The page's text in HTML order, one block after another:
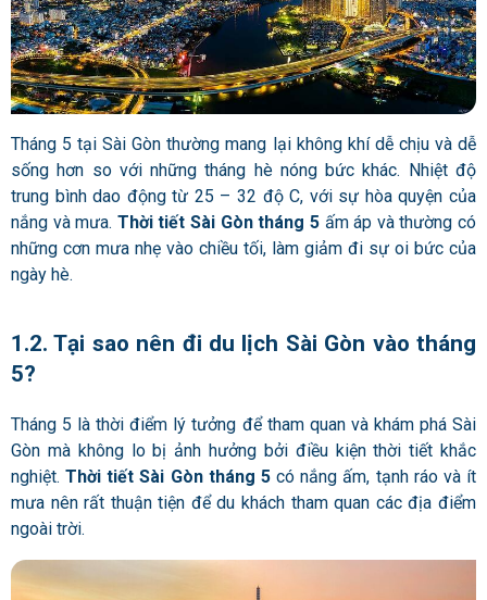
Tháng 5 tại Sài Gòn thường mang lại không khí dễ chịu và dễ
sống hơn so với những tháng hè nóng bức khác. Nhiệt độ
trung bình dao động từ 25 – 32 độ C, với sự hòa quyện của
nắng và mưa. Thời tiết Sài Gòn tháng 5ấm áp và thường có
những cơn mưa nhẹ vào chiều tối, làm giảm đi sự oi bức của
ngày hè.
1.2. Tại sao nên đi du lịch Sài Gòn vào tháng
5?
Tháng 5 là thời điểm lý tưởng để tham quan và khám phá Sài
Gòn mà không lo bị ảnh hưởng bởi điều kiện thời tiết khắc
nghiệt.Thời tiết Sài Gòn tháng 5có nắng ấm, tạnh ráo và ít
mưa nên rất thuận tiện để du khách tham quan các địa điểm
ngoài trời.